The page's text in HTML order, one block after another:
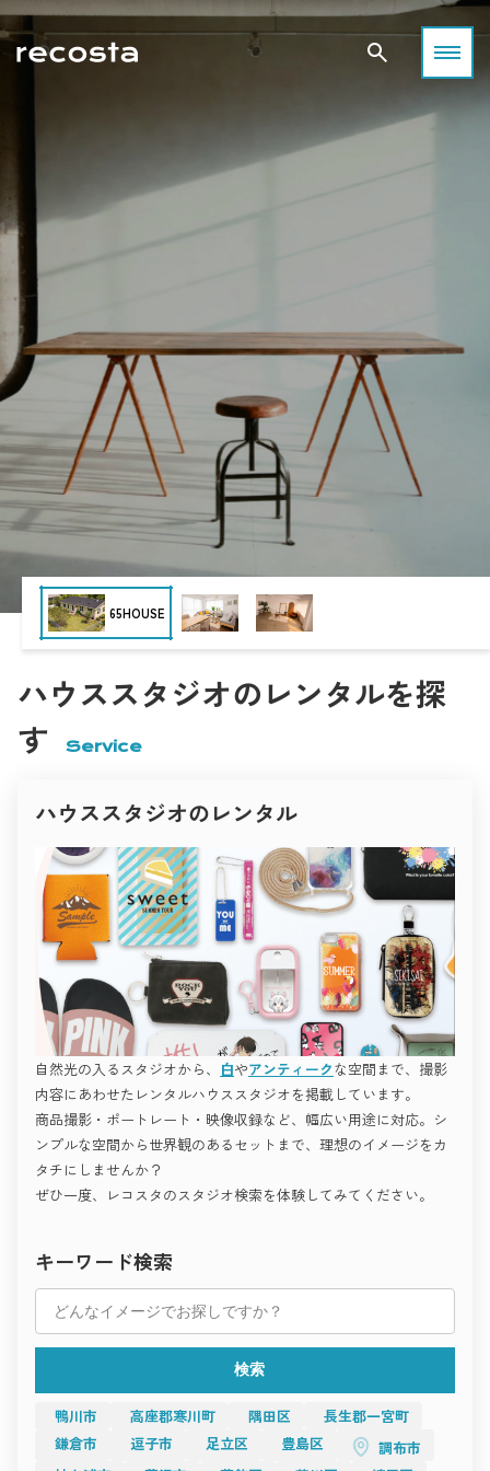
空間が感性を刺激する──撮影が生まれる場所について考える
撮影空間の「これまで」
「空間が感性を刺激する」──
その考え方から始まる表現の可能性。
表現を生み出すための重要な要素として発展してきました。
自然光の入り方、家具の配置、壁や床の質感、光と影のバラン
そのすべてが作品の印象を左右し、創造力を刺激します。
住宅風のリビング、モダンなオフィス、アンティーク調の洋
そして静かな古民家──それぞれの空間が持つ世界観が、
クリエイターの表現を支え、作品に深みを与えてきました。
撮影者、被写体、そしてその場を共有するすべての人が、
空間を通じて感情を交わすこと。
それこそが、撮影空間の魅力であり、表現の原点です。
撮影空間の「いま」
表現者と空間が出会う。
クリエイティブのための場所づくり。
あらゆるジャンルのクリエイティブシーンを支えています。
商業撮影では、商品の魅力を最大限に引き出すために、
シンプルで明るいハウススタジオや、
ブランドの世界観に合わせたコンセプト空間が選ばれます。
映像制作の現場では、映画・ドラマ・MV・広告など、
ロケーションが持つリアルな質感が映像表現を支えています。
雑誌やファッション撮影では、
シーズンやテーマごとに異なる空間が選ばれます。
光と影のコントラスト、家具や色彩の統一感が
ビジュアル全体の印象を決定づけます。
一方で、個人クリエイターやアーティストによる撮影も増加。
ポートレートやアート作品の制作、SNS・YouTube・オンライ
ン配信など、
小規模ながらも表現性の高い撮影が求められるようになってい
ます。
このように、撮影空間は「作品づくりのパートナー」として、
クリエイターの発想や想いを形にする舞台となっています。
撮影空間の「これから」
撮影を、もっと自由に。
感性を解き放つ場所へ。
今後、撮影空間はさらに多様化し、
使う人の感性や目的に合わせて自由に選べる時代へと進化して
いきます。
スチール撮影・映像制作・広告・インタビュー・オンライン配
信など、
用途の垣根はますます曖昧になり、
一つの空間がさまざまなジャンルの創作を支えるようになるで
しょう。
「撮影場所」という枠を超えた、新しい創造の場が広がってい
ます。
空間の持つ力をどう活かすか。
それがこれからの撮影における最も重要なテーマです。
撮影空間は、技術だけでなく、
感情や物語を伝える“もうひとりの演出者”として、
これからのクリエイティブを支えていくことでしょう。
感性が響き合う空間を未来へ。
撮影の舞台となる空間は、
その人の想いと創造を支える大切な存在です。
光が差し込む部屋、静かなアトリエ、
目黒で出会う、感性を刺激する撮影空間
光・静寂・素材が語り合う街、目黒。
都会の余白が、あなたの表現をやさしく包み込みます。
東京・目黒区は、洗練と温もりが共存する“感性の街”。
高感度なショップやギャラリー、カフェが立ち並びながらも、
そんなコントラストこそが、この街が多くのフォトグラファー
や映像クリエイターに愛される理由です。
目黒エリアには、自然光・空間デザイン・素材感のバランスに
優れた撮影スタジオが数多く存在します。
ファッション、アート、ライフスタイル、ムービー、SNSコン
テンツ――
それぞれの作品テーマに応じた最適な“光”と“空気感”が揃って
います。
本記事では、Recosta Studio掲載スタジオの中から、
特に感性を刺激し、創作意欲をかき立てる４つの撮影空間を厳
選。
「光・質感・余白」という３つのキーワードで、
目黒という街の魅力とともにご紹介します。
ライフスタイル撮影におすすめ
日常の中にある“美しい瞬間”を丁寧に切り取りたい。
そんな想いに応えるのが、自然光と温もりある質感を大切にし
たハウススタジオ。
被写体の呼吸が感じられる、ナチュラルテイストの空間をご紹
介します。
目黒ハウススタジオ Momobana
目黒川沿いの閑静な住宅街に佇む「Momobana」は、
“暮らしのリアリティ”を大切にしたハウススタジオです。
白壁と木の温もりが心地よく調和し、柔らかな自然光が空間全
体を包み込みます。
無垢材の床、観葉植物、アースカラーのファブリック――
どこを切り取っても人の生活を感じさせるナチュラルな世界
インタビュー・雑誌・ブランドムービーなど、
“人の温度”を伝えたい撮影にぴったりです。
キッチンでの料理シーン、ダイニングでの自然な会話、
午後の光に照らされたリビングカットなど、
時間の経過までも美しく描けるスタジオ。
一瞬の光を大切にするフォトグラファーに、愛される理由がこ
こにあります。
ファッション・広告撮影におすすめ
クリーンでありながら、確かな個性を持つスタジオ。
光のコントロール、構図の自由度、そしてデザイン性――
Studio 4696（シロクロ）中目黒店
白と黒、光と影。
その対比を徹底的に研ぎ澄ました空間が「Studio 4696（シロク
ロ）」。
名前のとおり、モノトーンを極めた構成が被写体の輪郭と存在
感を際立たせます。
壁・床・天井の質感やトーンが緻密に設計されており、
自然光と人工光のどちらにも対応可能。
ファッションルック、コスメ広告、アーティストビジュアルな
“世界観で勝負する撮影”に最適です。
シンプルながら完成度が高く、
どんな被写体も際立たせる懐の深さが魅力。
モードな撮影を追求するプロフェッショナルのための空間で
アート・作品撮りにおすすめ
“空気ごと作品にしたい”。
そんな想いを持つアーティストやフォトグラファーに向けたス
タジオ。
素材、光、温度の調和が、感情の深層まで写し出します。
Studio RAWR
コンクリート、レンガ、木材などの異素材がバランス良く配置
され、
一日を通して異なる表情を見せます。
午前中の柔らかな光、午後の黄金色の逆光――
どの時間帯も、光が被写体と空間を自然に結びつける。
撮るたびに新しい発見があるのが、このスタジオの最大の魅力
アートフォト、ドキュメンタリー、エディトリアル撮影など、
“空間を使って感情を描く”作品づくりに最適。
撮る人の感性を静かに刺激してくれる場所です。
アトリエ・構築的撮影におすすめ
ミニマルでありながら、光と構図の自由度が高い。
設計思想を感じるアトリエスタジオは、プロフェッショナル撮
光・緑・デザインが共鳴する街、世田谷。
あなたの作品に“ちょうどいい空間”がきっと見つかります。
都心の喧騒から少し離れた世田谷エリアは、
自然光と緑に恵まれた撮影スポットが豊富なロケーション。
ファッション、ライフスタイル、アート、ムービー、SNS撮影
あらゆるクリエイティブにフィットするハウススタジオが点在
この記事では、「どんな作品を撮りたいか」に合わせて
世田谷エリアのおすすめスタジオをカテゴリー別にご紹介。
光・デザイン・空間構成──それぞれの個性を感じながら、
あなたのイメージを最も引き出せる場所を見つけてください。
自然な暮らしのシーンや温かみのある光を求めるなら、
ナチュラルテイストのハウススタジオがおすすめです。
SANCHA HOUSE
三宿住宅
Nスタジオ
Inspiration studio
PYG
世田谷Atelier セタガヤアトリエ
世田谷ガーデン倶楽部
下北沢 スタジオレナード
オが揃っています。
ライフスタイル、ファッション、アート、屋外──
撮影テーマに合わせて最適な空間を選ぶことで、
あなたの作品に深みと魅力が生まれます。
Recosta Studioで理想のスタジオを見つけて、
次の撮影をもっと自由に、もっと美しく。
目黒ハウススタジオ momobana
ハウススタジオのレンタルを探
す
Service
ハウススタジオのレンタル
自然光の入るスタジオから、 白やアンティークな空間まで、撮影
内容にあわせたレンタルハウススタジオを掲載しています。
商品撮影・ポートレート・映像収録など、幅広い用途に対応。シ
ンプルな空間から世界観のあるセットまで、理想のイメージをカ
タチにしませんか？
ぜひ一度、レコスタのスタジオ検索を体験してみてください。
キーワード検索
検索
鴨川市 高座郡寒川町 隅田区
長生郡一宮町
鎌倉市
逗子市 足立区 豊島区
調布市